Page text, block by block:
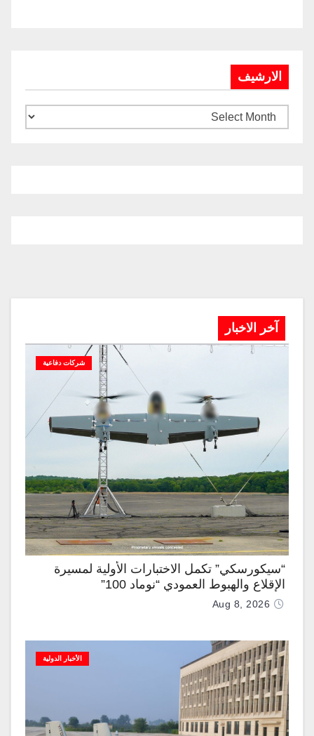
الارشيف
آخر الاخبار
شركات دفاعية
“سيكورسكي” تكمل الاختبارات الأولية لمسيرة
الإقلاع والهبوط العمودي “نوماد 100”
Aug 8, 2026
الأخبار الدولية